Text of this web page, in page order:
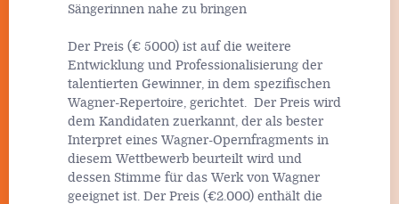
Sängerinnen nahe zu bringen
Der Preis (€ 5000) ist auf die weitere
Entwicklung und Professionalisierung der
talentierten Gewinner, in dem spezifischen
Wagner-Repertoire, gerichtet. Der Preis wird
dem Kandidaten zuerkannt, der als bester
Interpret eines Wagner-Opernfragments in
diesem Wettbewerb beurteilt wird und
dessen Stimme für das Werk von Wagner
geeignet ist. Der Preis (€2.000) enthält die